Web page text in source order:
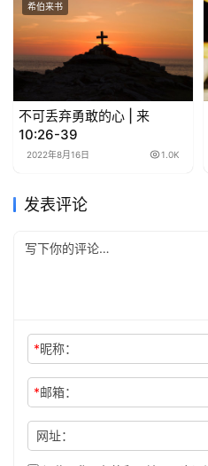
希伯来书
不可丢弃勇敢的心 | 来
10:26-39
2022年8月16日 1.0K
发表评论
*昵称：
*邮箱：
网址：